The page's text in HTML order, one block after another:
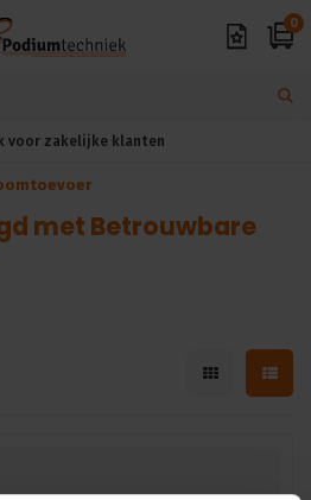
0
voor zakelijke klanten
met Betrouwbare